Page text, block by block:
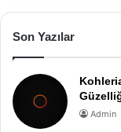
Son Yazılar
Admin